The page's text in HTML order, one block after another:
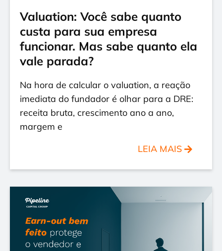
Valuation: Você sabe quanto
custa para sua empresa
funcionar. Mas sabe quanto ela
vale parada?
Na hora de calcular o valuation, a reação
imediata do fundador é olhar para a DRE:
receita bruta, crescimento ano a ano,
margem e
LEIA MAIS